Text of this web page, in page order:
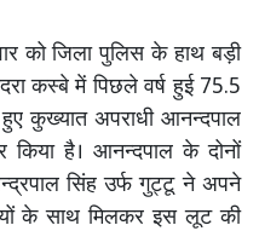
को जिला पुलिस के हाथ बड़ी
कस्बे में पिछले वर्ष हुई 75.5
कुख्यात अपराधी आनन्दपाल
किया है। आनन्दपाल के दोनों
सिंह उर्फ गुट्टू ने अपने
के साथ मिलकर इस लूट की